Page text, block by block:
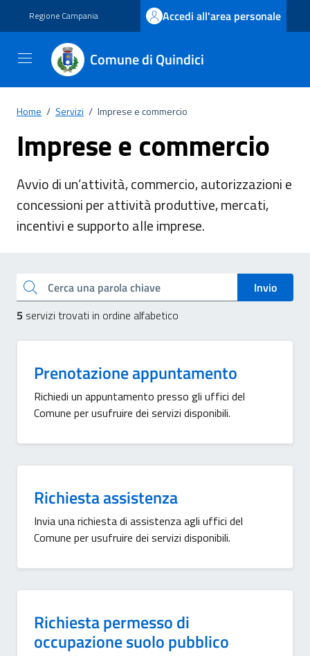
Regione Campania Accedi all'area personale
Comune di Quindici
Home / Servizi / Imprese e commercio
Imprese e commercio
Avvio di un’attività, commercio, autorizzazioni e
concessioni per attività produttive, mercati,
incentivi e supporto alle imprese.
Cerca una parola chiave
Invio
5 servizi trovati in ordine alfabetico
Prenotazione appuntamento
Richiedi un appuntamento presso gli uffici del
Comune per usufruire dei servizi disponibili.
Richiesta assistenza
Invia una richiesta di assistenza agli uffici del
Comune per usufruire dei servizi disponibili.
Richiesta permesso di
occupazione suolo pubblico